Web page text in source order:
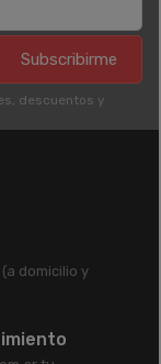
Subscribirme
descuentos y
domicilio y